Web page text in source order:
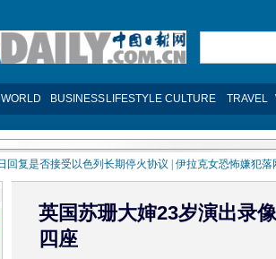
回复是否接受以色列长期停火协议 伊拉克女恐怖嫌犯落
英国苏珊大婶23岁演出录
四座